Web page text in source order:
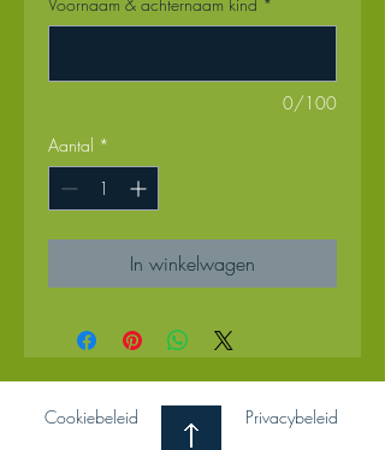
0/100
Aantal *
In winkelwagen
Cookiebeleid Privacybeleid